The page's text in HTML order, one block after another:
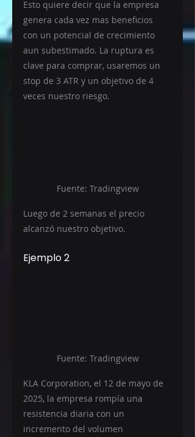
Esto quiere decir que la empresa
genera cada vez mas beneficios
con un potencial de crecimiento
aun subestimado. La ruptura es
clave para comprar, usaremos un
stop de 3 ATR y un objetivo de 4
veces nuestro riesgo.
Fuente: Tradingview
Luego de 2 semanas el precio
alcanzó nuestro objetivo.
Ejemplo 2
Fuente: Tradingview
KLA Corporation, el 12 de mayo de
2025, la empresa rompía una
resistencia diaria con un
incremento del volumen